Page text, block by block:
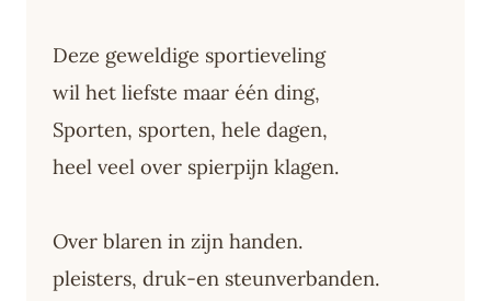
Deze geweldige sportieveling
wil het liefste maar één ding,
Sporten, sporten, hele dagen,
heel veel over spierpijn klagen.
Over blaren in zijn handen.
pleisters, druk-en steunverbanden.